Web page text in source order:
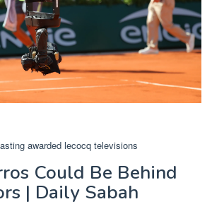
awarded lecocq televisions
Could Be Behind
| Daily Sabah